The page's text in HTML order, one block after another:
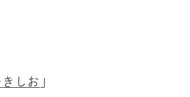
きしお 」